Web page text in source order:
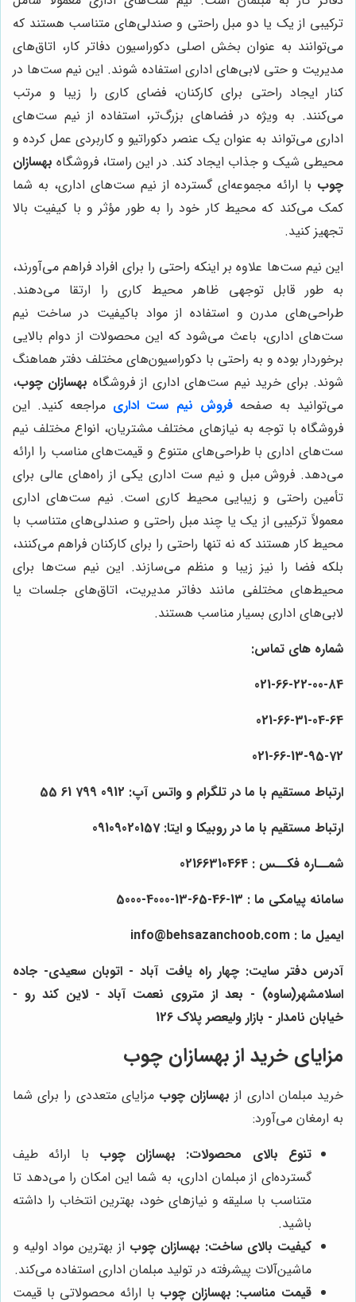
ترکیبی از یک یا دو مبل راحتی و صندلی‌های متناسب هستند که
می‌توانند به عنوان بخش اصلی دکوراسیون دفاتر کار، اتاق‌های
مدیریت و حتی لابی‌های اداری استفاده شوند. این نیم ست‌ها در
کنار ایجاد راحتی برای کارکنان، فضای کاری را زیبا و مرتب
می‌کنند. به ویژه در فضاهای بزرگ‌تر، استفاده از نیم ست‌های
اداری می‌تواند به عنوان یک عنصر دکوراتیو و کاربردی عمل کرده و
محیطی شیک و جذاب ایجاد کند. در این راستا، فروشگاه بهسازان
چوب با ارائه مجموعه‌ای گسترده از نیم ست‌های اداری، به شما
کمک می‌کند که محیط کار خود را به طور مؤثر و با کیفیت بالا
تجهیز کنید.
این نیم ست‌ها علاوه بر اینکه راحتی را برای افراد فراهم می‌آورند،
به طور قابل توجهی ظاهر محیط کاری را ارتقا می‌دهند.
طراحی‌های مدرن و استفاده از مواد باکیفیت در ساخت نیم
ست‌های اداری، باعث می‌شود که این محصولات از دوام بالایی
برخوردار بوده و به راحتی با دکوراسیون‌های مختلف دفتر هماهنگ
شوند. برای خرید نیم ست‌های اداری از فروشگاه بهسازان چوب،
می‌توانید به صفحهفروش نیم ست اداری مراجعه کنید. این
فروشگاه با توجه به نیازهای مختلف مشتریان، انواع مختلف نیم
ست‌های اداری با طراحی‌های متنوع و قیمت‌های مناسب را ارائه
می‌دهد. فروش مبل و نیم ست اداری یکی از راه‌های عالی برای
تأمین راحتی و زیبایی محیط کاری است. نیم ست‌های اداری
معمولاً ترکیبی از یک یا چند مبل راحتی و صندلی‌های متناسب با
محیط کار هستند که نه تنها راحتی را برای کارکنان فراهم می‌کنند،
بلکه فضا را نیز زیبا و منظم می‌سازند. این نیم ست‌ها برای
محیط‌های مختلفی مانند دفاتر مدیریت، اتاق‌های جلسات یا
لابی‌های اداری بسیار مناسب هستند.
شماره های تماس:
021-66-22-00-84
021-66-31-04-64
021-66-13-95-72
ارتباط مستقیم با ما در تلگرام و واتس آپ: 0912 799 61 55
ارتباط مستقیم با ما در روبیکا و ایتا: 09109020157
شمــاره فکــس : 02166310464
سامانه پیامکی ما : 13-46-65-13-4000-5000
ایمیل ما : info@behsazanchoob.com
آدرس دفتر سایت: چهار راه یافت آباد - اتوبان سعیدی- جاده
اسلامشهر(ساوه) - بعد از متروی نعمت آباد - لاین کند رو -
خیابان نامدار - بازار ولیعصر پلاک 126
مزایای خرید از بهسازان چوب
خرید مبلمان اداری از بهسازان چوب مزایای متعددی را برای شما
به ارمغان می‌آورد:
تنوع بالای محصولات: بهسازان چوب با ارائه طیف
گسترده‌ای از مبلمان اداری، به شما این امکان را می‌دهد تا
متناسب با سلیقه و نیازهای خود، بهترین انتخاب را داشته
باشید.
کیفیت بالای ساخت: بهسازان چوب از بهترین مواد اولیه و
ماشین‌آلات پیشرفته در تولید مبلمان اداری استفاده می‌کند.
قیمت مناسب: بهسازان چوب با ارائه محصولاتی با قیمت